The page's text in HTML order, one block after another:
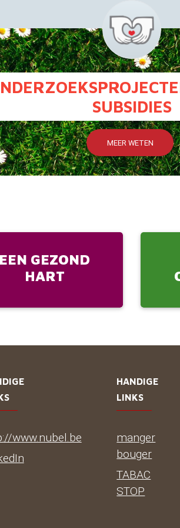
SUBSIDIES
MEER WETEN
GEZOND
HART
www.nubel.be
HANDIGE
LINKS
manger
bouger
TABAC
STOP